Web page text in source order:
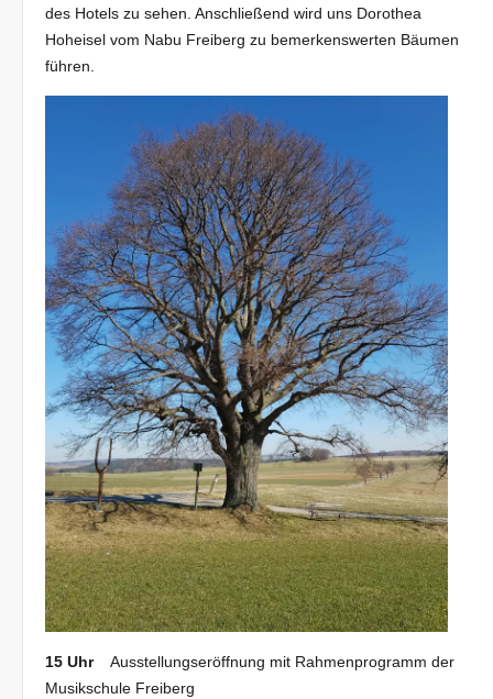
des Hotels zu sehen. Anschließend wird uns Dorothea
Hoheisel vom Nabu Freiberg zu bemerkenswerten Bäumen
führen.
15 UhrAusstellungseröffnung mit Rahmenprogramm der
Musikschule Freiberg